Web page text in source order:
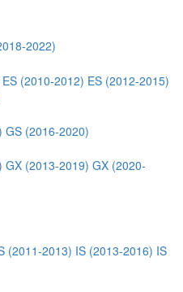
2022)
ES (2010-2012) ES (2012-2015)
GS (2016-2020)
GX (2013-2019) GX (2020-
(2011-2013) IS (2013-2016) IS